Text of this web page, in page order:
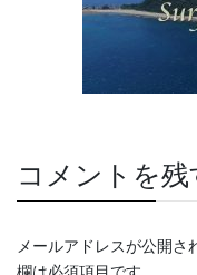
コメントを残
メールアドレスが公開さ